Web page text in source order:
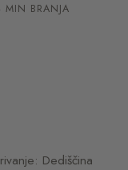
BRANJA
Dediščina